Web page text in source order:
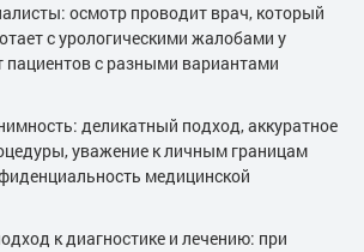
осмотр проводит врач, который
с урологическими жалобами у
пациентов с разными вариантами
деликатный подход, аккуратное
уважение к личным границам
медицинской
к диагностике и лечению: при